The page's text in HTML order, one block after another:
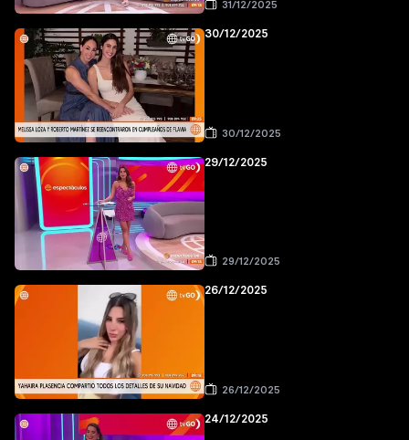
31/12/2025
30/12/2025
30/12/2025
29/12/2025
29/12/2025
26/12/2025
26/12/2025
24/12/2025